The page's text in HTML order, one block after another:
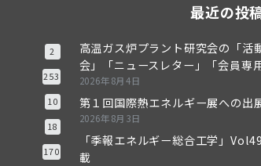
2
253
10
18
170
最近の投
高温ガス炉プラント研究会の「活
会」「ニュースレター」「会員専
2026年8月4日
第１回国際熱エネルギー展への出
2026年8月3日
「季報エネルギー総合工学」
載